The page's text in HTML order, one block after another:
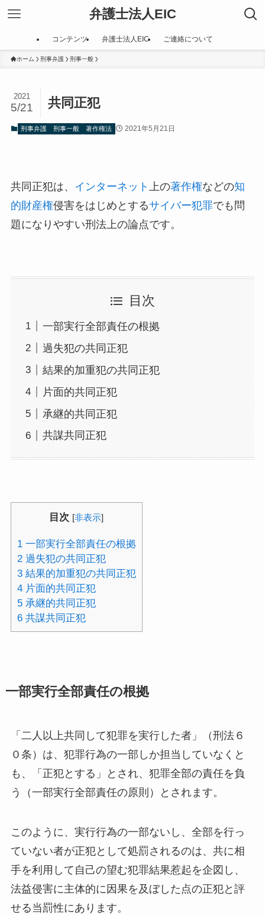
弁護士法人EIC
コンテンツ 弁護士法人EIC ご連絡について
ホーム 刑事弁護 刑事一般
共同正犯
2021
5/21
刑事弁護 刑事一般 著作権法 2021年5月21日
共同正犯は、 インターネット 上の著作権などの知
的財産権侵害をはじめとするサイバー犯罪でも問
題になりやすい刑法上の論点です。
目次
一部実行全部責任の根拠
過失犯の共同正犯
結果的加重犯の共同正犯
片面的共同正犯
承継的共同正犯
共謀共同正犯
目次 [非表示]
1一部実行全部責任の根拠
2過失犯の共同正犯
3結果的加重犯の共同正犯
4片面的共同正犯
5承継的共同正犯
6共謀共同正犯
一部実行全部責任の根拠
「二人以上共同して犯罪を実行した者」（刑法６
０条）は、犯罪行為の一部しか担当していなくと
も、「正犯とする」とされ、犯罪全部の責任を負
う（一部実行全部責任の原則）とされます。
このように、実行行為の一部ないし、全部を行っ
ていない者が正犯として処罰されるのは、共に相
手を利用して自己の望む犯罪結果惹起を企図し、
法益侵害に主体的に因果を及ぼした点の正犯と評
せる当罰性にあります。